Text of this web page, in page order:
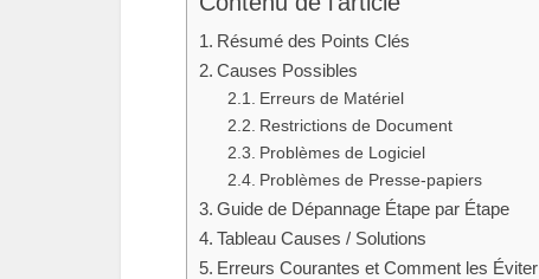
Résumé des Points Clés
Causes Possibles
Erreurs de Matériel
Restrictions de Document
Problèmes de Logiciel
Problèmes de Presse-papiers
Guide de Dépannage Étape par Étape
Tableau Causes / Solutions
Erreurs Courantes et Comment les Éviter